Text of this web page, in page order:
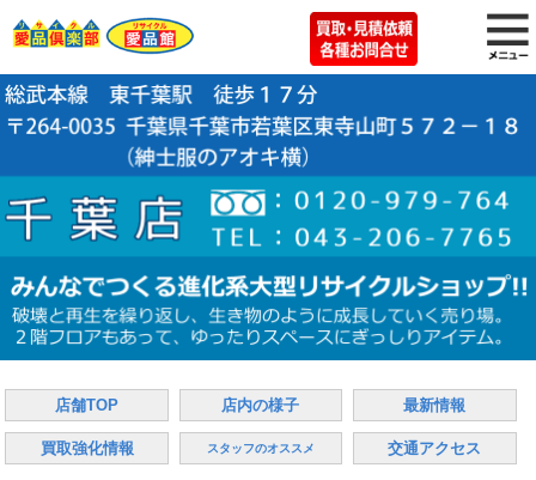
店舗TOP 店内の様子 最新情報
買取強化情報 スタッフのオススメ 交通アクセス